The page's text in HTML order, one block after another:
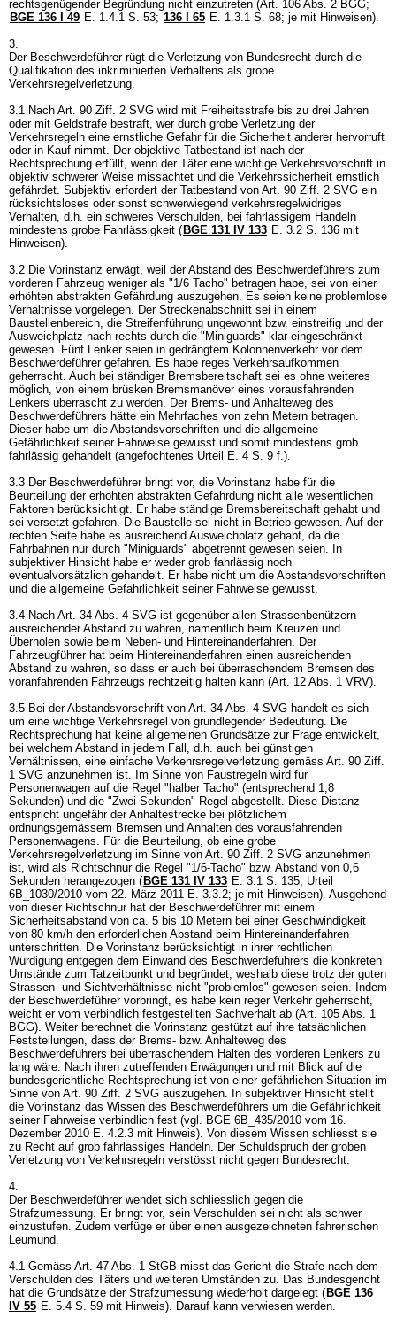
rechtsgenügender Begründung nicht einzutreten (Art. 106 Abs. 2 BGG;
BGE 136 I 49 E. 1.4.1 S. 53; 136 I 65 E. 1.3.1 S. 68; je mit Hinweisen).
3.
Der Beschwerdeführer rügt die Verletzung von Bundesrecht durch die
Qualifikation des inkriminierten Verhaltens als grobe
Verkehrsregelverletzung.
3.1 Nach Art. 90 Ziff. 2 SVG wird mit Freiheitsstrafe bis zu drei Jahren
oder mit Geldstrafe bestraft, wer durch grobe Verletzung der
Verkehrsregeln eine ernstliche Gefahr für die Sicherheit anderer hervorruft
oder in Kauf nimmt. Der objektive Tatbestand ist nach der
Rechtsprechung erfüllt, wenn der Täter eine wichtige Verkehrsvorschrift in
objektiv schwerer Weise missachtet und die Verkehrssicherheit ernstlich
gefährdet. Subjektiv erfordert der Tatbestand von Art. 90 Ziff. 2 SVG ein
rücksichtsloses oder sonst schwerwiegend verkehrsregelwidriges
Verhalten, d.h. ein schweres Verschulden, bei fahrlässigem Handeln
mindestens grobe Fahrlässigkeit ( BGE 131 IV 133 E. 3.2 S. 136 mit
Hinweisen).
3.2 Die Vorinstanz erwägt, weil der Abstand des Beschwerdeführers zum
vorderen Fahrzeug weniger als "1/6 Tacho" betragen habe, sei von einer
erhöhten abstrakten Gefährdung auszugehen. Es seien keine problemlose
Verhältnisse vorgelegen. Der Streckenabschnitt sei in einem
Baustellenbereich, die Streifenführung ungewohnt bzw. einstreifig und der
Ausweichplatz nach rechts durch die "Miniguards" klar eingeschränkt
gewesen. Fünf Lenker seien in gedrängtem Kolonnenverkehr vor dem
Beschwerdeführer gefahren. Es habe reges Verkehrsaufkommen
geherrscht. Auch bei ständiger Bremsbereitschaft sei es ohne weiteres
möglich, von einem brüsken Bremsmanöver eines vorausfahrenden
Lenkers überrascht zu werden. Der Brems- und Anhalteweg des
Beschwerdeführers hätte ein Mehrfaches von zehn Metern betragen.
Dieser habe um die Abstandsvorschriften und die allgemeine
Gefährlichkeit seiner Fahrweise gewusst und somit mindestens grob
fahrlässig gehandelt (angefochtenes Urteil E. 4 S. 9 f.).
3.3 Der Beschwerdeführer bringt vor, die Vorinstanz habe für die
Beurteilung der erhöhten abstrakten Gefährdung nicht alle wesentlichen
Faktoren berücksichtigt. Er habe ständige Bremsbereitschaft gehabt und
sei versetzt gefahren. Die Baustelle sei nicht in Betrieb gewesen. Auf der
rechten Seite habe es ausreichend Ausweichplatz gehabt, da die
Fahrbahnen nur durch "Miniguards" abgetrennt gewesen seien. In
subjektiver Hinsicht habe er weder grob fahrlässig noch
eventualvorsätzlich gehandelt. Er habe nicht um die Abstandsvorschriften
und die allgemeine Gefährlichkeit seiner Fahrweise gewusst.
3.4 Nach Art. 34 Abs. 4 SVG ist gegenüber allen Strassenbenützern
ausreichender Abstand zu wahren, namentlich beim Kreuzen und
Überholen sowie beim Neben- und Hintereinanderfahren. Der
Fahrzeugführer hat beim Hintereinanderfahren einen ausreichenden
Abstand zu wahren, so dass er auch bei überraschendem Bremsen des
voranfahrenden Fahrzeugs rechtzeitig halten kann (Art. 12 Abs. 1 VRV).
3.5 Bei der Abstandsvorschrift von Art. 34 Abs. 4 SVG handelt es sich
um eine wichtige Verkehrsregel von grundlegender Bedeutung. Die
Rechtsprechung hat keine allgemeinen Grundsätze zur Frage entwickelt,
bei welchem Abstand in jedem Fall, d.h. auch bei günstigen
Verhältnissen, eine einfache Verkehrsregelverletzung gemäss Art. 90 Ziff.
1 SVG anzunehmen ist. Im Sinne von Faustregeln wird für
Personenwagen auf die Regel "halber Tacho" (entsprechend 1,8
Sekunden) und die "Zwei-Sekunden"-Regel abgestellt. Diese Distanz
entspricht ungefähr der Anhaltestrecke bei plötzlichem
ordnungsgemässem Bremsen und Anhalten des vorausfahrenden
Personenwagens. Für die Beurteilung, ob eine grobe
Verkehrsregelverletzung im Sinne von Art. 90 Ziff. 2 SVG anzunehmen
ist, wird als Richtschnur die Regel "1/6-Tacho" bzw. Abstand von 0,6
Sekunden herangezogen ( BGE 131 IV 133 E. 3.1 S. 135; Urteil
6B_1030/2010 vom 22. März 2011 E. 3.3.2; je mit Hinweisen). Ausgehend
von dieser Richtschnur hat der Beschwerdeführer mit einem
Sicherheitsabstand von ca. 5 bis 10 Metern bei einer Geschwindigkeit
von 80 km/h den erforderlichen Abstand beim Hintereinanderfahren
unterschritten. Die Vorinstanz berücksichtigt in ihrer rechtlichen
Würdigung entgegen dem Einwand des Beschwerdeführers die konkreten
Umstände zum Tatzeitpunkt und begründet, weshalb diese trotz der guten
Strassen- und Sichtverhältnisse nicht "problemlos" gewesen seien. Indem
der Beschwerdeführer vorbringt, es habe kein reger Verkehr geherrscht,
weicht er vom verbindlich festgestellten Sachverhalt ab (Art. 105 Abs. 1
BGG). Weiter berechnet die Vorinstanz gestützt auf ihre tatsächlichen
Feststellungen, dass der Brems- bzw. Anhalteweg des
Beschwerdeführers bei überraschendem Halten des vorderen Lenkers zu
lang wäre. Nach ihren zutreffenden Erwägungen und mit Blick auf die
bundesgerichtliche Rechtsprechung ist von einer gefährlichen Situation im
Sinne von Art. 90 Ziff. 2 SVG auszugehen. In subjektiver Hinsicht stellt
die Vorinstanz das Wissen des Beschwerdeführers um die Gefährlichkeit
seiner Fahrweise verbindlich fest (vgl. BGE 6B_435/2010 vom 16.
Dezember 2010 E. 4.2.3 mit Hinweis). Von diesem Wissen schliesst sie
zu Recht auf grob fahrlässiges Handeln. Der Schuldspruch der groben
Verletzung von Verkehrsregeln verstösst nicht gegen Bundesrecht.
4.
Der Beschwerdeführer wendet sich schliesslich gegen die
Strafzumessung. Er bringt vor, sein Verschulden sei nicht als schwer
einzustufen. Zudem verfüge er über einen ausgezeichneten fahrerischen
Leumund.
4.1 Gemäss Art. 47 Abs. 1 StGB misst das Gericht die Strafe nach dem
Verschulden des Täters und weiteren Umständen zu. Das Bundesgericht
hat die Grundsätze der Strafzumessung wiederholt dargelegt ( BGE 136
IV 55 E. 5.4 S. 59 mit Hinweis). Darauf kann verwiesen werden.